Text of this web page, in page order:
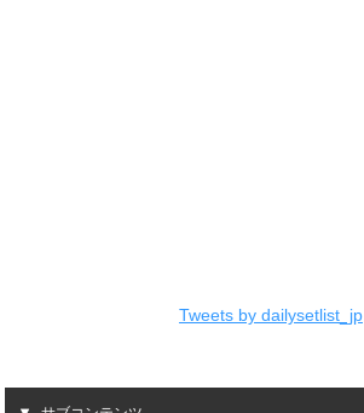
Tweets by dailysetlist_jp